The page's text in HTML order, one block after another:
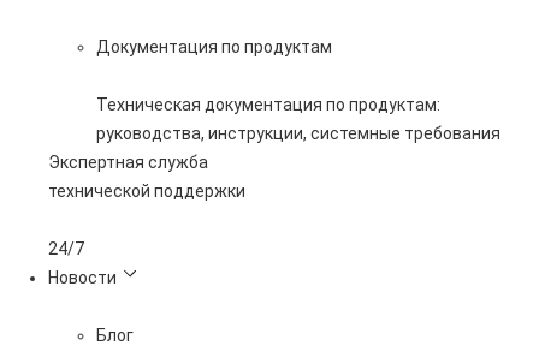
Документация по продуктам
Техническая документация по продуктам:
руководства, инструкции, системные требования
Экспертная служба
технической поддержки
24/7
Новости
Блог